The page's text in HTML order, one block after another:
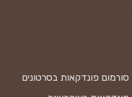
סורמום פונדקאות בסרטונים